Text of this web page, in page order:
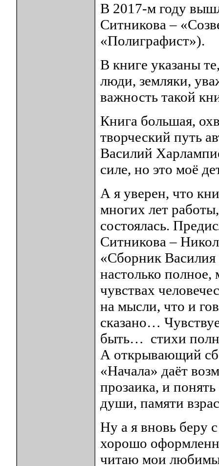
В 2017-м году
Ситникова –
«Полиграфист»).
В книге указаны
люди, земляки,
важность такой
Книга большая,
творческий путь
Василий
силе, но это моё
А я уверен, что
многих лет
состоялась.
Ситникова –
«Сборник Василия
настолько полное,
чувствах
на мысли, что и
сказано…
быть… стихи
А открывающий
«Начала» даёт
прозаика, и
души, памяти
Ну а я вновь беру
хорошо
читаю мои